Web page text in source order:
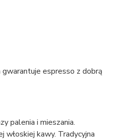
espresso z dobrą
palenia i mieszania.
kawy. Tradycyjna